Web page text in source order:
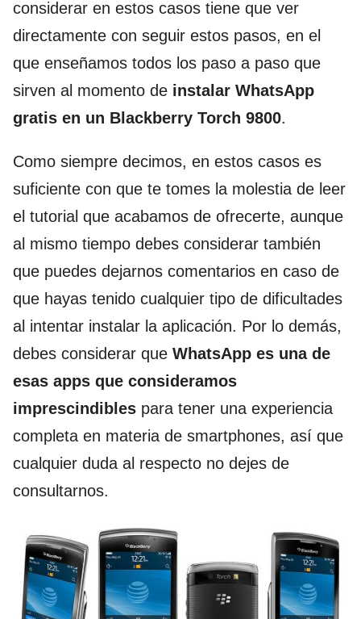
considerar en estos casos tiene que ver
directamente con seguir estos pasos, en el
que enseñamos todos los paso a paso que
sirven al momento de instalar WhatsApp
gratis en un Blackberry Torch 9800.
Como siempre decimos, en estos casos es
suficiente con que te tomes la molestia de leer
el tutorial que acabamos de ofrecerte, aunque
al mismo tiempo debes considerar también
que puedes dejarnos comentarios en caso de
que hayas tenido cualquier tipo de dificultades
al intentar instalar la aplicación. Por lo demás,
debes considerar que WhatsApp es una de
esas apps que consideramos
imprescindibles para tener una experiencia
completa en materia de smartphones, así que
cualquier duda al respecto no dejes de
consultarnos.